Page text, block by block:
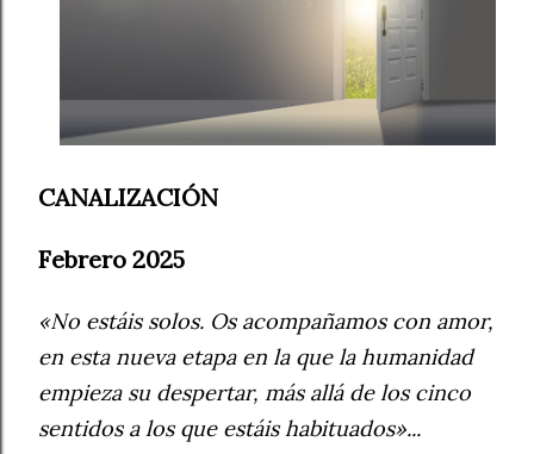
CANALIZACIÓN
Febrero 2025
«No estáis solos. Os acompañamos con amor,
en esta nueva etapa en la que la humanidad
empieza su despertar, más allá de los cinco
sentidos a los que estáis habituados»...